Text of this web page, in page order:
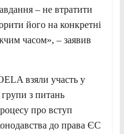
– не втратити
його на конкретні
часом», – заявив
взяли участь у
групи з питань
про вступ
до права ЄС